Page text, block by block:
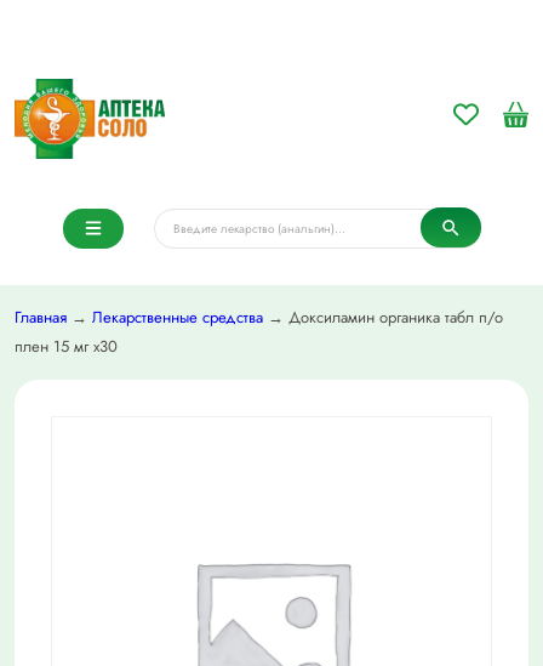
Главная → Лекарственные средства → Доксиламин органика табл п/о
плен 15 мг х30